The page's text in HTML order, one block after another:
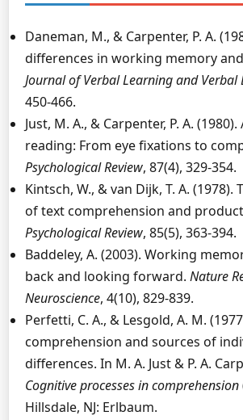
Daneman, M., & Carpenter, P. A.
differences in working memory
Journal of Verbal Learning and Verbal
450-466.
Just, M. A., & Carpenter, P. A.
reading: From eye fixations to
Psychological Review, 87(4), 329-354.
Kintsch, W., & van Dijk, T. A. (1978).
of text comprehension and
Psychological Review, 85(5), 363-394.
Baddeley, A. (2003). Working
back and looking forward. Nature
Neuroscience, 4(10), 829-839.
Perfetti, C. A., & Lesgold, A. M.
comprehension and sources of
differences. In M. A. Just & P. A.
Cognitive processes in comprehension
Hillsdale, NJ: Erlbaum.